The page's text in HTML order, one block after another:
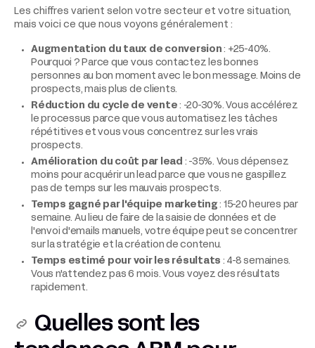
Les chiffres varient selon votre secteur et votre situation,
mais voici ce que nous voyons généralement :
Augmentation du taux de conversion : +25-40%.
Pourquoi ? Parce que vous contactez les bonnes
personnes au bon moment avec le bon message. Moins de
prospects, mais plus de clients.
Réduction du cycle de vente : -20-30%. Vous accélérez
le processus parce que vous automatisez les tâches
répétitives et vous vous concentrez sur les vrais
prospects.
Amélioration du coût par lead : -35%. Vous dépensez
moins pour acquérir un lead parce que vous ne gaspillez
pas de temps sur les mauvais prospects.
Temps gagné par l'équipe marketing : 15-20 heures par
semaine. Au lieu de faire de la saisie de données et de
l'envoi d'emails manuels, votre équipe peut se concentrer
sur la stratégie et la création de contenu.
Temps estimé pour voir les résultats : 4-8 semaines.
Vous n'attendez pas 6 mois. Vous voyez des résultats
rapidement.
Quelles sont les